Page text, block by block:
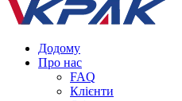
Додому
Про нас
FAQ
Клієнти